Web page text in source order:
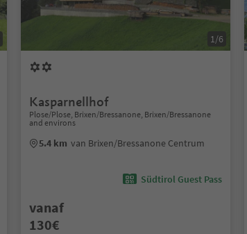
1/6
Kasparnellhof
Plose/Plose, Brixen/Bressanone, Brixen/Bressanone
and environs
5.4 km van Brixen/Bressanone Centrum
Südtirol Guest Pass
vanaf
130€